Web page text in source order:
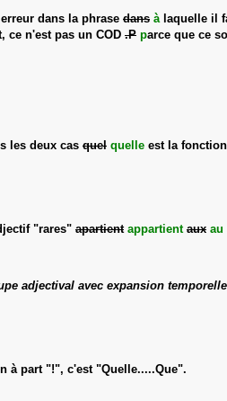
dans la phrase dans à laquelle il
ce n'est pas un COD .P parce que ce
les deux cas quel quelle est la
"rares" apartient appartient aux au
adjectival avec expansion
à part "!", c'est "Quelle.....Que".